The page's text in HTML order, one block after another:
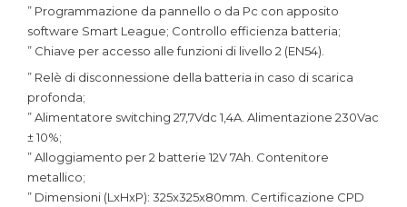
” Programmazione da pannello o da Pc con apposito
software Smart League; Controllo efficienza batteria;
” Chiave per accesso alle funzioni di livello 2 (EN54).
” Relè di disconnessione della batteria in caso di scarica
profonda;
” Alimentatore switching 27,7Vdc 1,4A. Alimentazione 230Vac
± 10%;
” Alloggiamento per 2 batterie 12V 7Ah. Contenitore
metallico;
” Dimensioni (LxHxP): 325x325x80mm. Certificazione CPD